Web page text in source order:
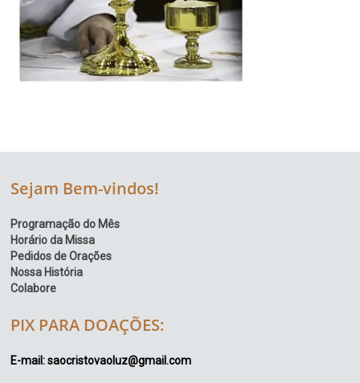
Sejam Bem-vindos!
Programação do Mês
Horário da Missa
Pedidos de Orações
Nossa História
Colabore
PIX PARA DOAÇÕES:
E-mail: saocristovaoluz@gmail.com